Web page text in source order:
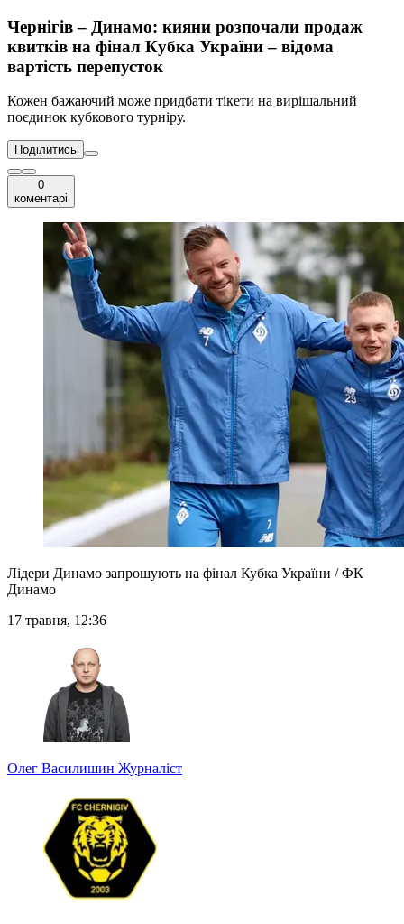
Чернігів – Динамо: кияни розпочали продаж
квитків на фінал Кубка України – відома
вартість перепусток
Кожен бажаючий може придбати тікети на вирішальний
поєдинок кубкового турніру.
Поділитись
0
коментарі
Лідери Динамо запрошують на фінал Кубка України / ФК
Динамо
17 травня, 12:36
Олег Василишин Журналіст